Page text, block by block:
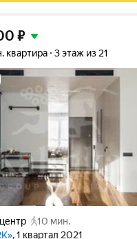
₽
квартира 3 этаж из 21
10 мин.
, 1 квартал 2021